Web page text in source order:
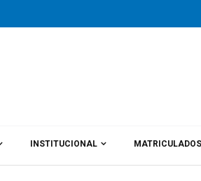
INSTITUCIONAL MATRICULADOS